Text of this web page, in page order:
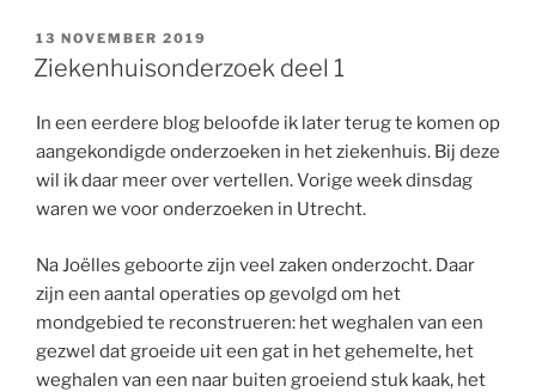
GEPLAATST
OP
13 NOVEMBER 2019
Ziekenhuisonderzoek deel 1
In een eerdere blog beloofde ik later terug te komen op
aangekondigde onderzoeken in het ziekenhuis. Bij deze
wil ik daar meer over vertellen. Vorige week dinsdag
waren we voor onderzoeken in Utrecht.
Na Joëlles geboorte zijn veel zaken onderzocht. Daar
zijn een aantal operaties op gevolgd om het
mondgebied te reconstrueren: het weghalen van een
gezwel dat groeide uit een gat in het gehemelte, het
weghalen van een naar buiten groeiend stuk kaak, het